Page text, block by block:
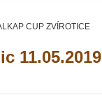
CUP ZVÍROTICE